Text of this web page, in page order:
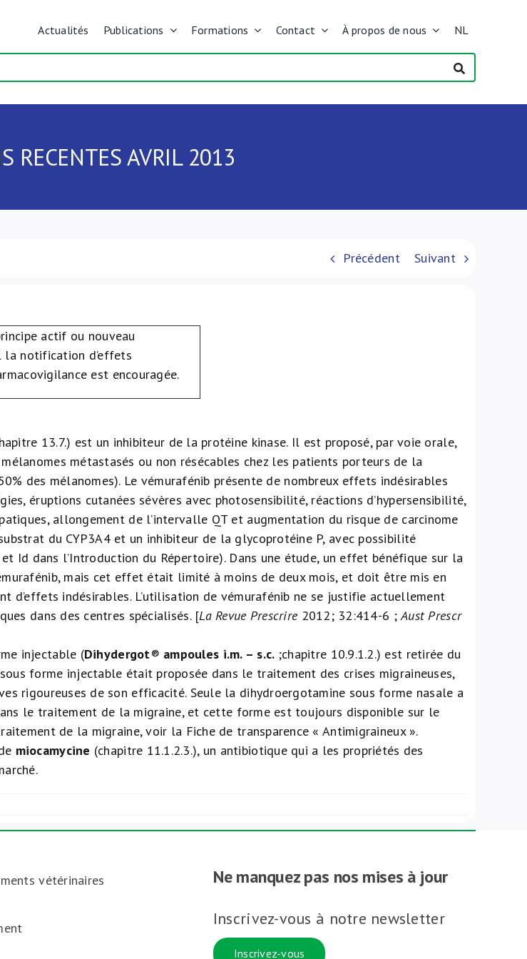
Actualités Publications Formations Contact À propos de nous NL
RECENTES AVRIL 2013
Précédent Suivant
actif ou nouveau
la notification d’effets
est encouragée.
13.7.) est un inhibiteur de la protéine kinase. Il est proposé, par voie orale,
métastasés ou non résécables chez les patients porteurs de la
des mélanomes). Le vémurafénib présente de nombreux effets indésirables
éruptions cutanées sévères avec photosensibilité, réactions d’hypersensibilité,
allongement de l’intervalle QT et augmentation du risque de carcinome
du CYP3A4 et un inhibiteur de la glycoprotéine P, avec possibilité
Id dans l’Introduction du Répertoire). Dans une étude, un effet bénéfique sur la
mais cet effet était limité à moins de deux mois, et doit être mis en
d’effets indésirables. L’utilisation de vémurafénib ne se justifie actuellement
dans des centres spécialisés. [La Revue Prescrire2012; 32:414-6 ;Aust Prescr
injectable (Dihydergot® ampoules i.m. – s.c. ;chapitre 10.9.1.2.) est retirée du
forme injectable était proposée dans le traitement des crises migraineuses,
rigoureuses de son efficacité. Seule la dihydroergotamine sous forme nasale a
le traitement de la migraine, et cette forme est toujours disponible sur le
de la migraine, voir la Fiche de transparence « Antimigraineux ».
miocamycine (chapitre 11.1.2.3.), un antibiotique qui a les propriétés des
vétérinaires Ne manquez pas nos mises à jour
Inscrivez-vous à notre newsletter
Inscrivez-vous